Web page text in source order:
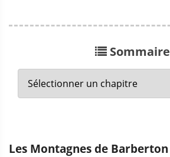
Sommaire
Les Montagnes de